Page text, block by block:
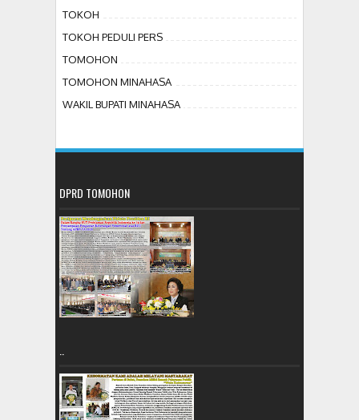
TOKOH
TOKOH PEDULI PERS
TOMOHON
TOMOHON MINAHASA
WAKIL BUPATI MINAHASA
DPRD TOMOHON